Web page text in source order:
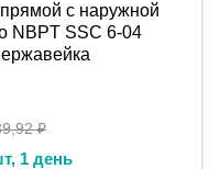
цанговое кольцо
с наружной
NBPT SSC 6-04
₽
1 день